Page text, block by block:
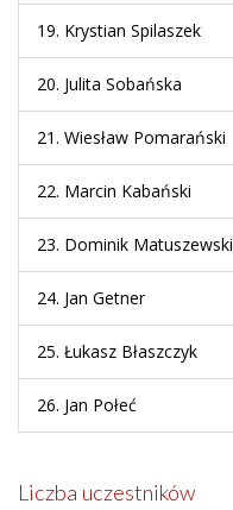
19. Krystian Spilaszek
20. Julita Sobańska
21. Wiesław Pomarański
22. Marcin Kabański
23. Dominik Matuszewski
24. Jan Getner
25. Łukasz Błaszczyk
26. Jan Połeć
Liczba uczestników